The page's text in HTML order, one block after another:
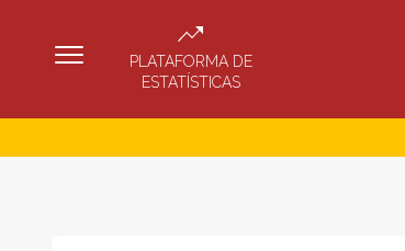
PLATAFORMA DE
ESTATÍSTICAS